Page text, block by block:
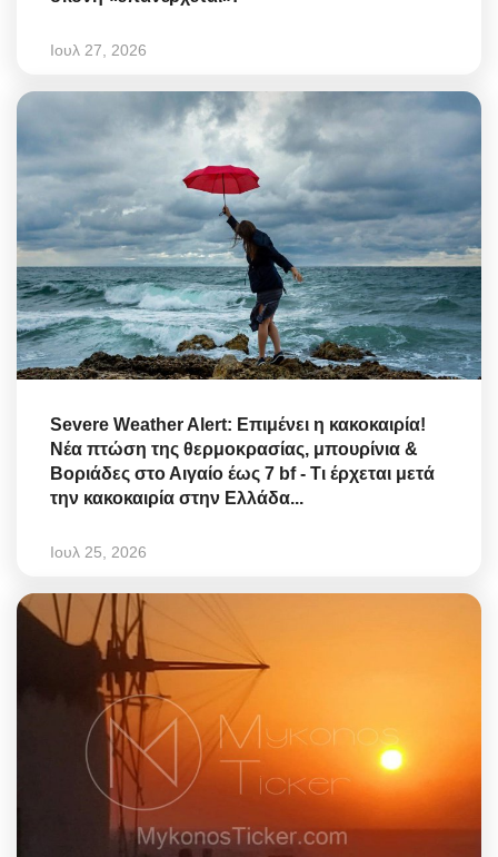
Ιουλ 27, 2026
Severe Weather Alert: Επιμένει η κακοκαιρία!
Νέα πτώση της θερμοκρασίας, μπουρίνια &
Βοριάδες στο Αιγαίο έως 7 bf - Τι έρχεται μετά
την κακοκαιρία στην Ελλάδα...
Ιουλ 25, 2026